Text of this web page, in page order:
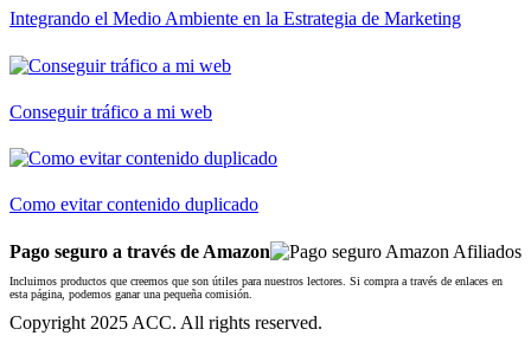
Integrando el Medio Ambiente en la Estrategia de Marketing
Conseguir tráfico a mi web
Como evitar contenido duplicado
Pago seguro a través de Amazon
Incluimos productos que creemos que son útiles para nuestros lectores. Si compra a través de enlaces en
esta página, podemos ganar una pequeña comisión.
Copyright 2025 ACC. All rights reserved.